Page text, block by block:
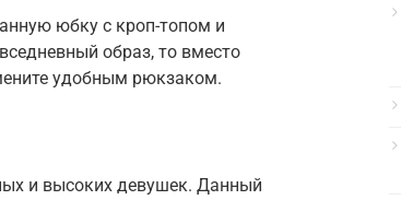
юбку с кроп-топом и
образ, то вместо
удобным рюкзаком.
и высоких девушек. Данный